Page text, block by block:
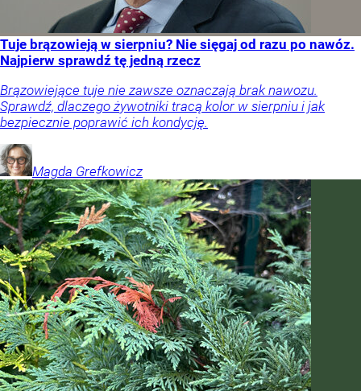
Tuje brązowieją w sierpniu? Nie sięgaj od razu po nawóz.
Najpierw sprawdź tę jedną rzecz
Brązowiejące tuje nie zawsze oznaczają brak nawozu.
Sprawdź, dlaczego żywotniki tracą kolor w sierpniu i jak
bezpiecznie poprawić ich kondycję.
Magda Grefkowicz